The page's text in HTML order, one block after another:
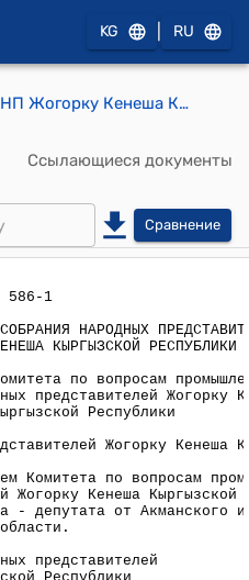
KG RU
Постановление СНП Жогорку Кенеша КР от 28 апреля 1997 года П №586-1 "О председателе Комитета по вопросам промышленности Собрания народных представителей Жогорку Кенеша Кыргызской Республики"
Ссылающиеся документы
Сравнение